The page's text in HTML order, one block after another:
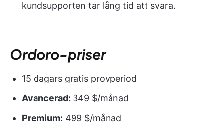
kundsupporten tar lång tid att svara.
Ordoro-priser
15 dagars gratis provperiod
Avancerad: 349 $/månad
Premium: 499 $/månad